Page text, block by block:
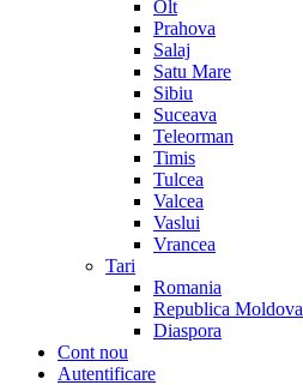
Olt
Prahova
Salaj
Satu Mare
Sibiu
Suceava
Teleorman
Timis
Tulcea
Valcea
Vaslui
Vrancea
Tari
Romania
Republica Moldova
Diaspora
Cont nou
Autentificare